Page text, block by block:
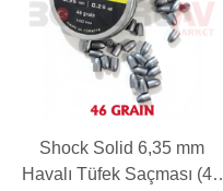
Shock Solid 6,35 mm
Havalı Tüfek Saçması (46